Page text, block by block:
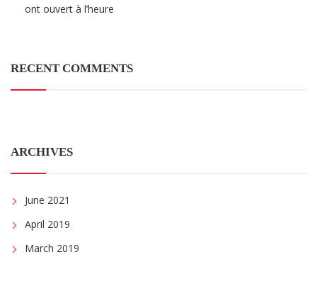
ont ouvert à l’heure
RECENT COMMENTS
ARCHIVES
June 2021
April 2019
March 2019